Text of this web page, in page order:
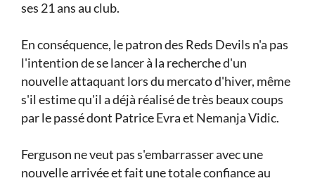
ses 21 ans au club.
En conséquence, le patron des Reds Devils n'a pas
l'intention de se lancer à la recherche d'un
nouvelle attaquant lors du mercato d'hiver, même
s'il estime qu'il a déjà réalisé de très beaux coups
par le passé dont Patrice Evra et Nemanja Vidic.
Ferguson ne veut pas s'embarrasser avec une
nouvelle arrivée et fait une totale confiance au